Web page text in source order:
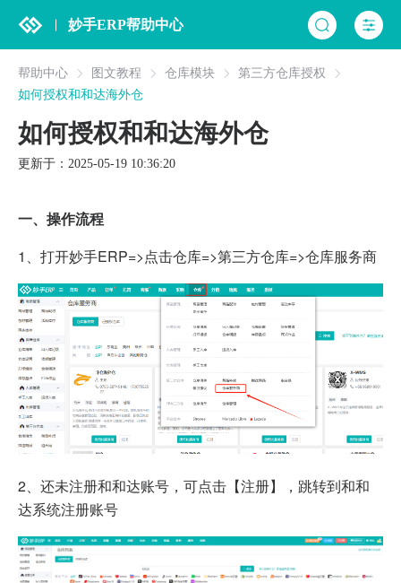
妙手ERP帮助中心
帮助中心 图文教程 仓库模块
第三方仓库授权
如何授权和和达海外仓
如何授权和和达海外仓
更新于：2025-05-19 10:36:20
一、操作流程
1、打开妙手ERP=>点击仓库=>第三方仓库=>仓库服务商
2、还未注册和和达账号，可点击【注册】，跳转到和和
达系统注册账号